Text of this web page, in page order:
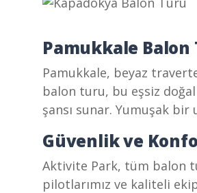
Pamukkale Balon
Pamukkale, beyaz
balon turu, bu eşsiz
şansı sunar. Yumuşak bir
Güvenlik ve
Aktivite Park, tüm balon
pilotlarımız ve kaliteli